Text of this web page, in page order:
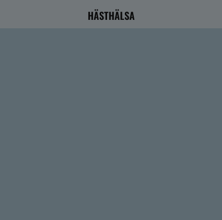
HÄSTHÄLSA